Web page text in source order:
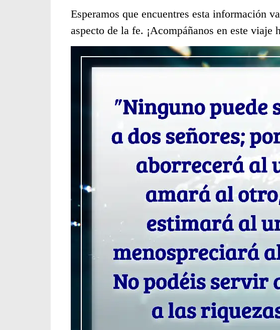
Esperamos que encuentres esta información
aspecto de la fe. ¡Acompáñanos en este